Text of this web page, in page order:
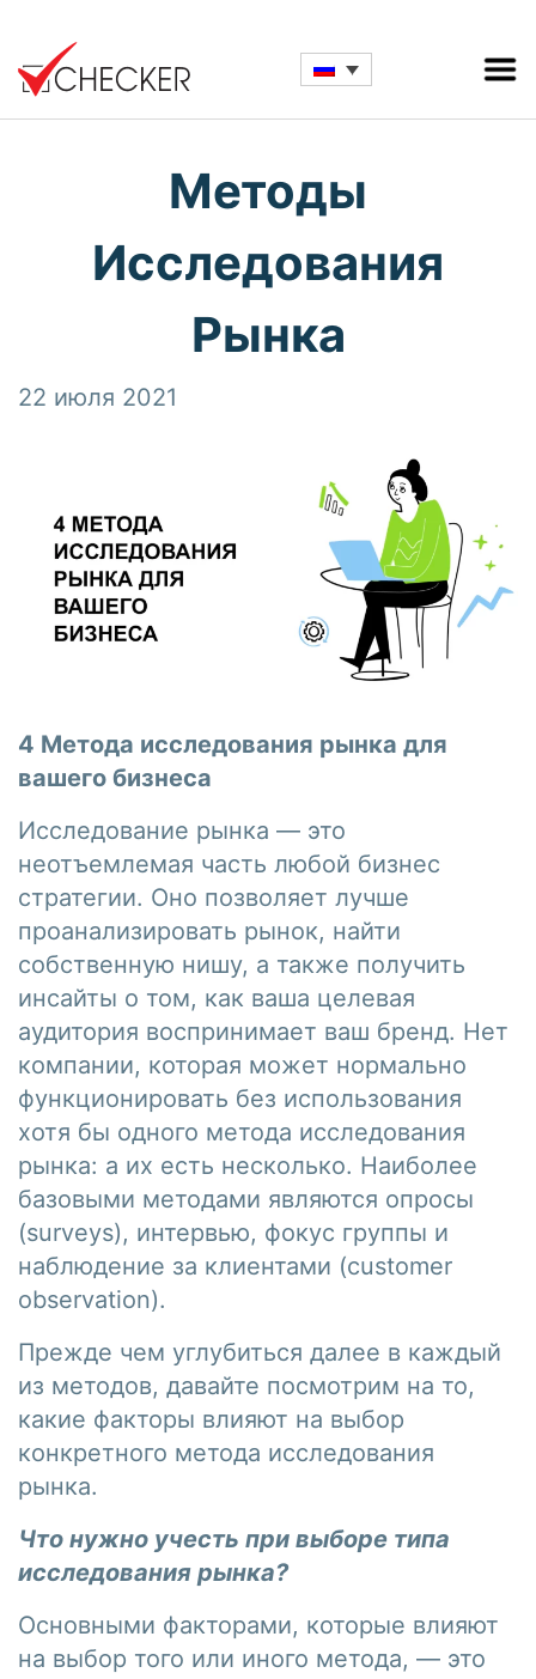
Методы
Исследования
Рынка
22 июля 2021
4 Метода исследования рынка для
вашего бизнеса
Исследование рынка — это
неотъемлемая часть любой бизнес
стратегии. Оно позволяет лучше
проанализировать рынок, найти
собственную нишу, а также получить
инсайты о том, как ваша целевая
аудитория воспринимает ваш бренд. Нет
компании, которая может нормально
функционировать без использования
хотя бы одного метода исследования
рынка: а их есть несколько. Наиболее
базовыми методами являются опросы
(surveys), интервью, фокус группы и
наблюдение за клиентами (customer
observation).
Прежде чем углубиться далее в каждый
из методов, давайте посмотрим на то,
какие факторы влияют на выбор
конкретного метода исследования
рынка.
Что нужно учесть при выборе типа
исследования рынка?
Основными факторами, которые влияют
на выбор того или иного метода, — это